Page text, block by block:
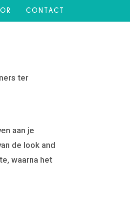
CONTACT
ter
aan je
de look and
waarna het